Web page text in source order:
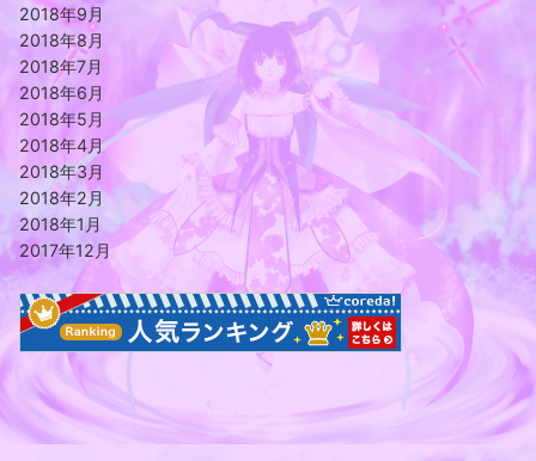
2018年9月
2018年8月
2018年7月
2018年6月
2018年5月
2018年4月
2018年3月
2018年2月
2018年1月
2017年12月